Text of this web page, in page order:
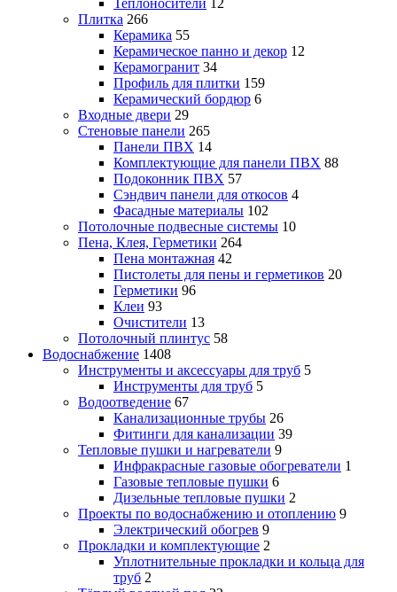
Теплоносители 12
Плитка 266
Керамика 55
Керамическое панно и декор 12
Керамогранит 34
Профиль для плитки 159
Керамический бордюр 6
Входные двери 29
Стеновые панели 265
Панели ПВХ 14
Комплектующие для панели ПВХ 88
Подоконник ПВХ 57
Сэндвич панели для откосов 4
Фасадные материалы 102
Потолочные подвесные системы 10
Пена, Клея, Герметики 264
Пена монтажная 42
Пистолеты для пены и герметиков 20
Герметики 96
Клеи 93
Очистители 13
Потолочный плинтус 58
Водоснабжение 1408
Инструменты и аксессуары для труб 5
Инструменты для труб 5
Водоотведение 67
Канализационные трубы 26
Фитинги для канализации 39
Тепловые пушки и нагреватели 9
Инфракрасные газовые обогреватели 1
Газовые тепловые пушки 6
Дизельные тепловые пушки 2
Проекты по водоснабжению и отоплению 9
Электрический обогрев 9
Прокладки и комплектующие 2
Уплотнительные прокладки и кольца для
труб 2